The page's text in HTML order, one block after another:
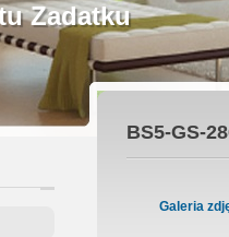
Zadatku
Umowa
BS5-GS-
Galeria